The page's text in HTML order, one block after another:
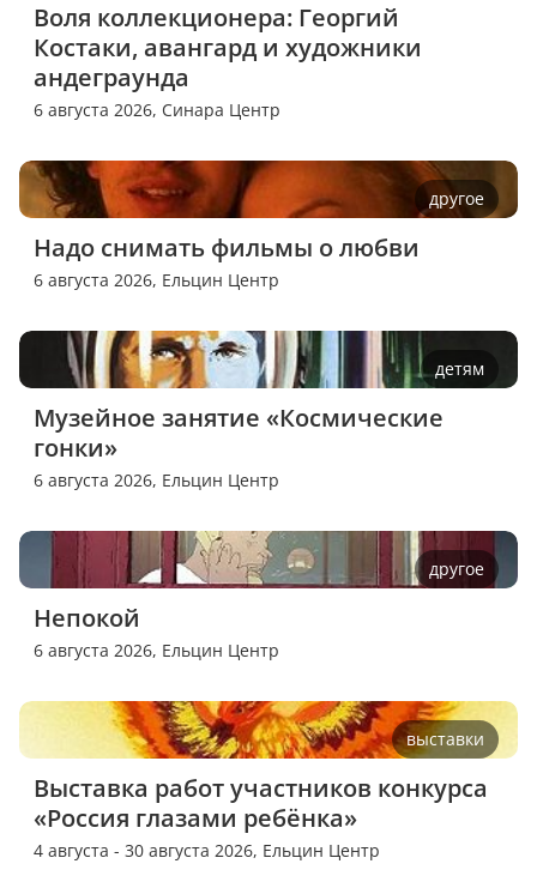
Воля коллекционера: Георгий
Костаки, авангард и художники
андеграунда
6 августа 2026, Синара Центр
другое
Надо снимать фильмы о любви
6 августа 2026, Ельцин Центр
детям
Музейное занятие «Космические
гонки»
6 августа 2026, Ельцин Центр
другое
Непокой
6 августа 2026, Ельцин Центр
выставки
Выставка работ участников конкурса
«Россия глазами ребёнка»
4 августа - 30 августа 2026, Ельцин Центр